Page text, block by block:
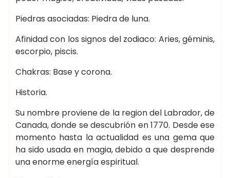
Piedras asociadas: Piedra de luna.
Afinidad con los signos del zodiaco: Aries, géminis,
escorpio, piscis.
Chakras: Base y corona.
Historia.
Su nombre proviene de la region del Labrador, de
Canada, donde se descubrión en 1770. Desde ese
momento hasta la actualidad es una gema que
ha sido usada en magia, debido a que desprende
una enorme energía espiritual.